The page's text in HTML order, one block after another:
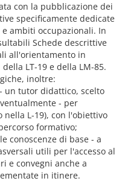
con la pubblicazione dei
specificamente dedicate
ambiti occupazionali. In
Schede descrittive
all'orientamento in
LT-19 e della LM-85.
inoltre:
un tutor didattico, scelto
- per
L-19), con l'obiettivo
formativo;
conoscenze di base - a
utili per l'accesso al
e convegni anche a
in itinere.